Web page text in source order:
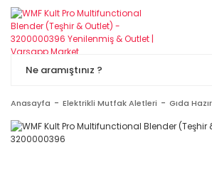
Anasayfa Elektrikli Mutfak Aletleri Gıda